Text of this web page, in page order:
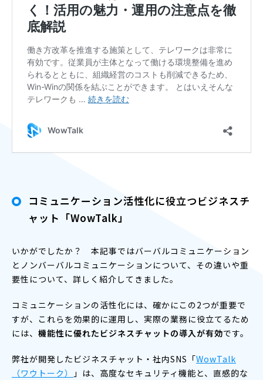
コミュニケーション活性化に役立つビジネスチ
ャット「WowTalk」
いかがでしたか？ 本記事ではバーバルコミュニケーション
とノンバーバルコミュニケーションについて、その違いや重
要性について、詳しく紹介してきました。
コミュニケーションの活性化には、確かにこの2つが重要で
すが、これらを効果的に運用し、実際の業務に役立てるため
には、 機能性に優れたビジネスチャットの導入が有効です。
弊社が開発したビジネスチャット・社内SNS「WowTalk
（ワウトーク）
」は、高度なセキュリティ機能と、直感的な